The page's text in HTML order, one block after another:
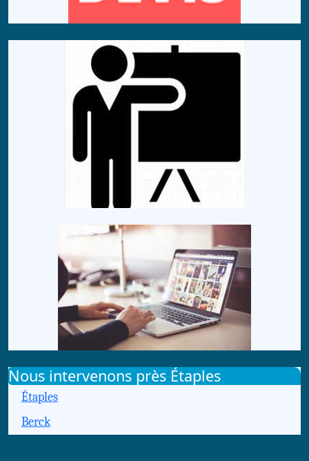
Nous intervenons près Étaples
Étaples
Berck